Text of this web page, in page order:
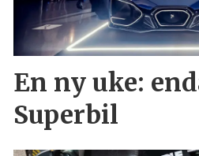
En ny uke:
Superbil